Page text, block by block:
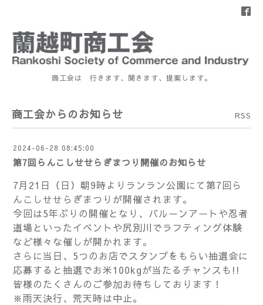
商工会は 行きます、聞きます、提案します。
商工会からのお知らせ RSS
2024-06-28 08:45:00
第7回らんこしせせらぎまつり開催のお知らせ
7月21日（日）朝9時よりランラン公園にて第7回ら
んこしせせらぎまつりが開催されます。
今回は5年ぶりの開催となり、バルーンアートや忍者
道場といったイベントや尻別川でラフティング体験
など様々な催しが開かれます。
さらに当日、5つのお店でスタンプをもらい抽選会に
応募すると抽選でお米100kgが当たるチャンスも!!
皆様のたくさんのご参加お待ちしております！
※雨天決行、荒天時は中止。